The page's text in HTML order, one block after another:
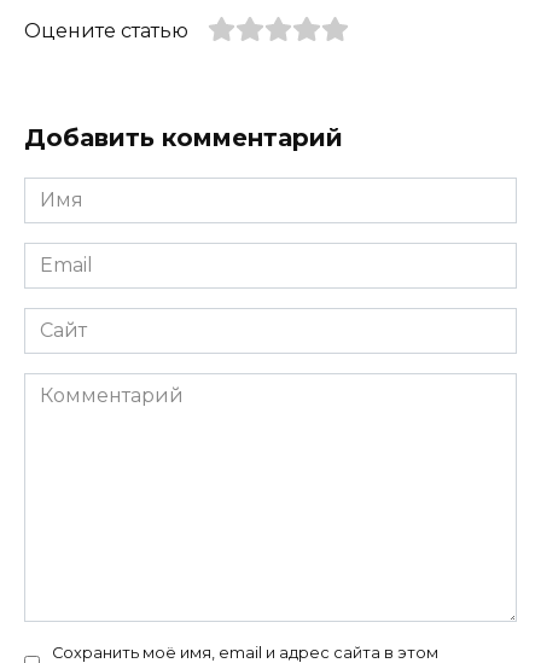
Оцените статью
Добавить комментарий
Имя
*
Email
*
Сайт
Комментарий
Сохранить моё имя, email и адрес сайта в этом